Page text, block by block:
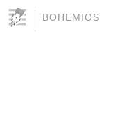
BOHEMIOS